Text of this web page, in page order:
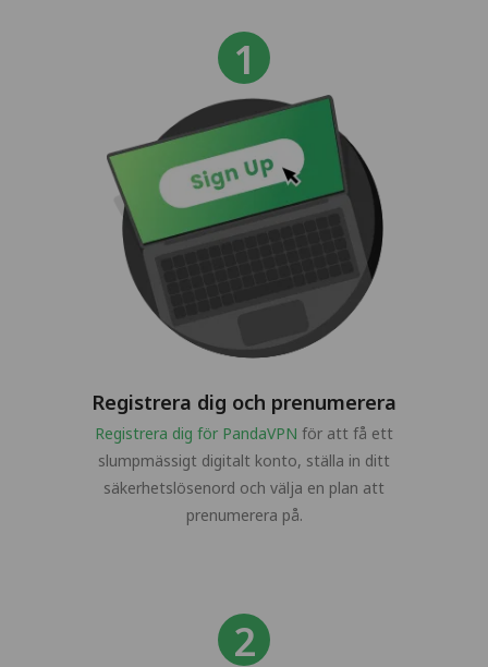
Registrera dig och prenumerera
Registrera dig för PandaVPN för att få ett
slumpmässigt digitalt konto, ställa in ditt
säkerhetslösenord och välja en plan att
prenumerera på.